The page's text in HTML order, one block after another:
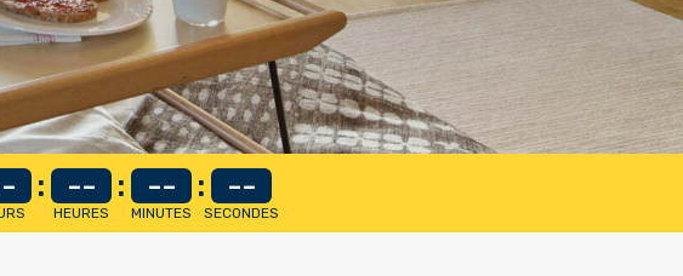
: --
HEURES
: --
MINUTES
: --
SECONDES